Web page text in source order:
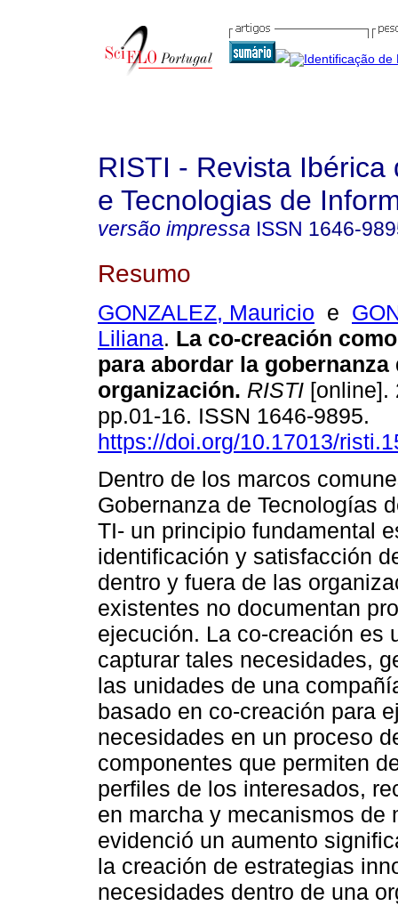
RISTI - Revista Ibérica
e Tecnologias de
versão impressa ISSN 1646-
Resumo
GONZALEZ, Mauricio e
Liliana. La co-creación
para abordar la gobernanza
organización. RISTI [online].
pp.01-16. ISSN 1646-9895.
https://doi.org/10.17013/
Dentro de los marcos
Gobernanza de Tecnologías
TI- un principio fundamental
identificación y satisfacción
dentro y fuera de las
existentes no documentan
ejecución. La co-creación es
capturar tales necesidades,
las unidades de una
basado en co-creación para
necesidades en un proceso
componentes que permiten
perfiles de los interesados,
en marcha y mecanismos de
evidenció un aumento
la creación de estrategias
necesidades dentro de una